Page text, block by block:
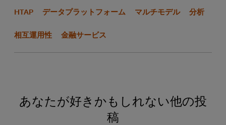
HTAP データプラットフォーム マルチモデル 分析
相互運用性 金融サービス
あなたが好きかもしれない他の投
稿